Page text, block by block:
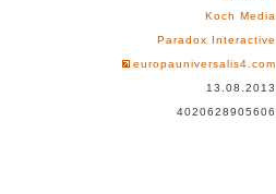
Koch Media
Paradox Interactive
europauniversalis4.com
13.08.2013
4020628905606